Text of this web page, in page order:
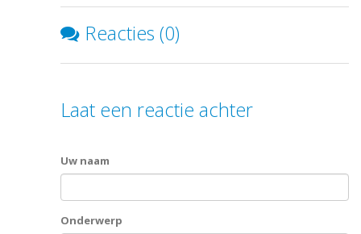
Reacties (0)
Laat een reactie achter
Uw naam
Onderwerp